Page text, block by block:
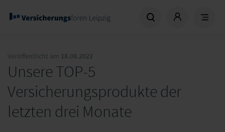
Veröffentlicht am 18.08.2022
Unsere TOP-5
Versicherungsprodukte der
letzten drei Monate